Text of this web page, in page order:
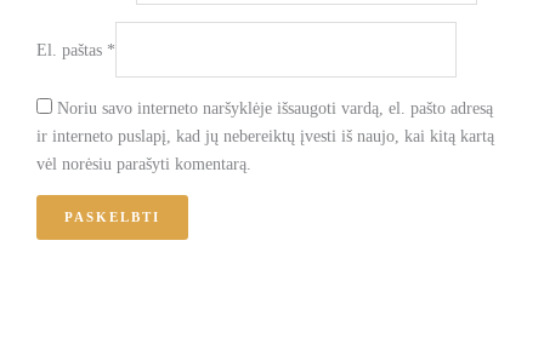
El. paštas *
Noriu savo interneto naršyklėje išsaugoti vardą, el. pašto adresą
ir interneto puslapį, kad jų nebereiktų įvesti iš naujo, kai kitą kartą
vėl norėsiu parašyti komentarą.